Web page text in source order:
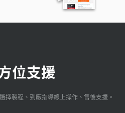
位支援
擇製程、到廠指導線上操作、售後支援。